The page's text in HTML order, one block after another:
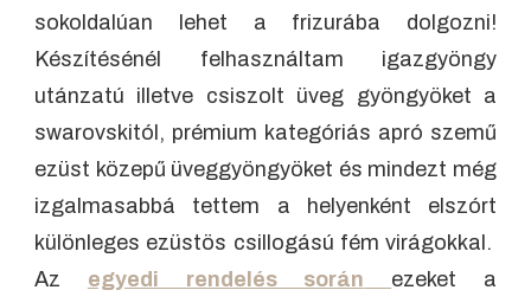
sokoldalúan lehet a frizurába dolgozni!
Készítésénél felhasználtam igazgyöngy
utánzatú illetve csiszolt üveg gyöngyöket a
swarovskitól, prémium kategóriás apró szemű
ezüst közepű üveggyöngyöket és mindezt még
izgalmasabbá tettem a helyenként elszórt
különleges ezüstös csillogású fém virágokkal.
Az egyedi rendelés során
ezeket a